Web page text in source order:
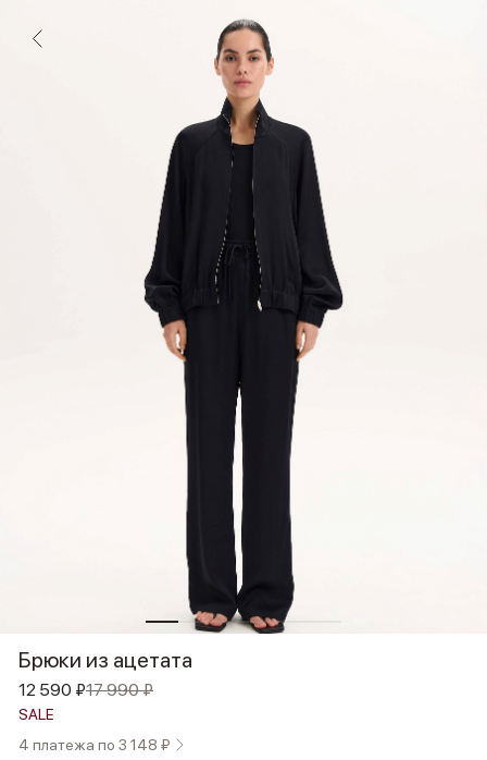
Брюки из ацетата
12 590 ₽17 990 ₽
SALE
4 платежа по 3 148 ₽